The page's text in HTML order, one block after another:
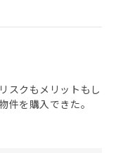
スクもメリットもし
件を購入できた。